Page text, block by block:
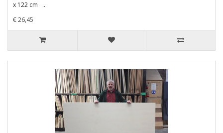
x 122 cm ..
€ 26,45